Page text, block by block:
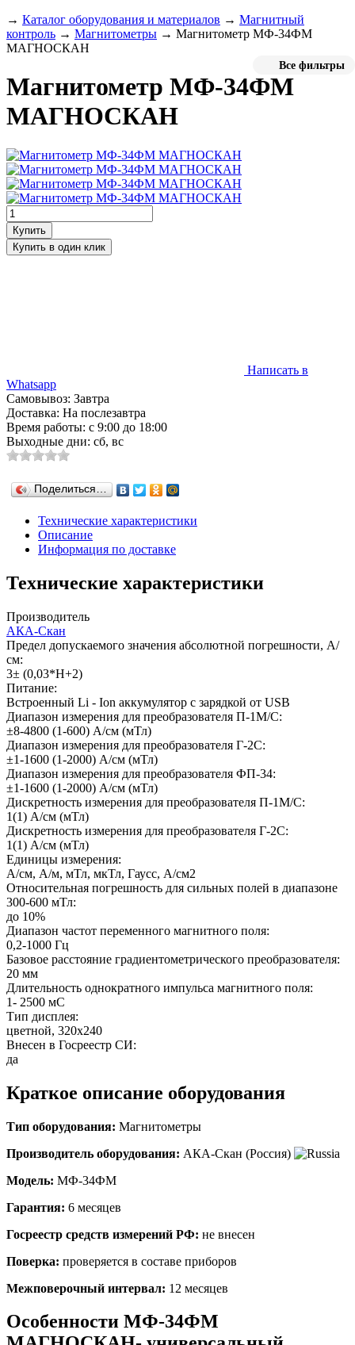
→ Каталог оборудования и материалов → Магнитный
контроль → Магнитометры → Магнитометр МФ-34ФМ
МАГНОСКАН
Все фильтры
Магнитометр МФ-34ФМ
МАГНОСКАН
Написать в
Whatsapp
Самовывоз: Завтра
Доставка: На послезавтра
Время работы: с 9:00 до 18:00
Выходные дни: сб, вс
Поделиться…
Технические характеристики
Описание
Информация по доставке
Технические характеристики
Производитель
АКА-Скан
Предел допускаемого значения абсолютной погрешности, А/
см:
3± (0,03*Н+2)
Питание:
Встроенный Li - Ion аккумулятор с зарядкой от USB
Диапазон измерения для преобразователя П-1М/С:
±8-4800 (1-600) А/см (мТл)
Диапазон измерения для преобразователя Г-2С:
±1-1600 (1-2000) А/см (мТл)
Диапазон измерения для преобразователя ФП-34:
±1-1600 (1-2000) А/см (мТл)
Дискретность измерения для преобразователя П-1М/С:
1(1) А/см (мТл)
Дискретность измерения для преобразователя Г-2С:
1(1) А/см (мТл)
Единицы измерения:
А/см, А/м, мТл, мкТл, Гаусс, А/см2
Относительная погрешность для сильных полей в диапазоне
300-600 мТл:
до 10%
Диапазон частот переменного магнитного поля:
0,2-1000 Гц
Базовое расстояние градиентометрического преобразователя:
20 мм
Длительность однократного импульса магнитного поля:
1- 2500 мС
Тип дисплея:
цветной, 320х240
Внесен в Госреестр СИ:
да
Краткое описание оборудования
Тип оборудования: Магнитометры
Производитель оборудования: АКА-Скан (Россия)
Модель: МФ-34ФМ
Гарантия: 6 месяцев
Госреестр средств измерений РФ: не внесен
Поверка: проверяется в составе приборов
Межповерочный интервал: 12 месяцев
Особенности МФ-34ФМ